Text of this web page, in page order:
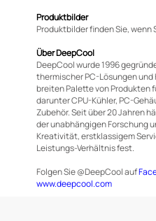
Produktbilder
Produktbilder finden Sie, wenn
Über DeepCool
DeepCool wurde 1996
thermischer PC-Lösungen
breiten Palette von Produkten
darunter CPU-Kühler, PC-
Zubehör. Seit über 20 Jahren
der unabhängigen Forschung
Kreativität, erstklassigem
Leistungs-Verhältnis fest.
Folgen Sie @DeepCool auf
www.deepcool.com